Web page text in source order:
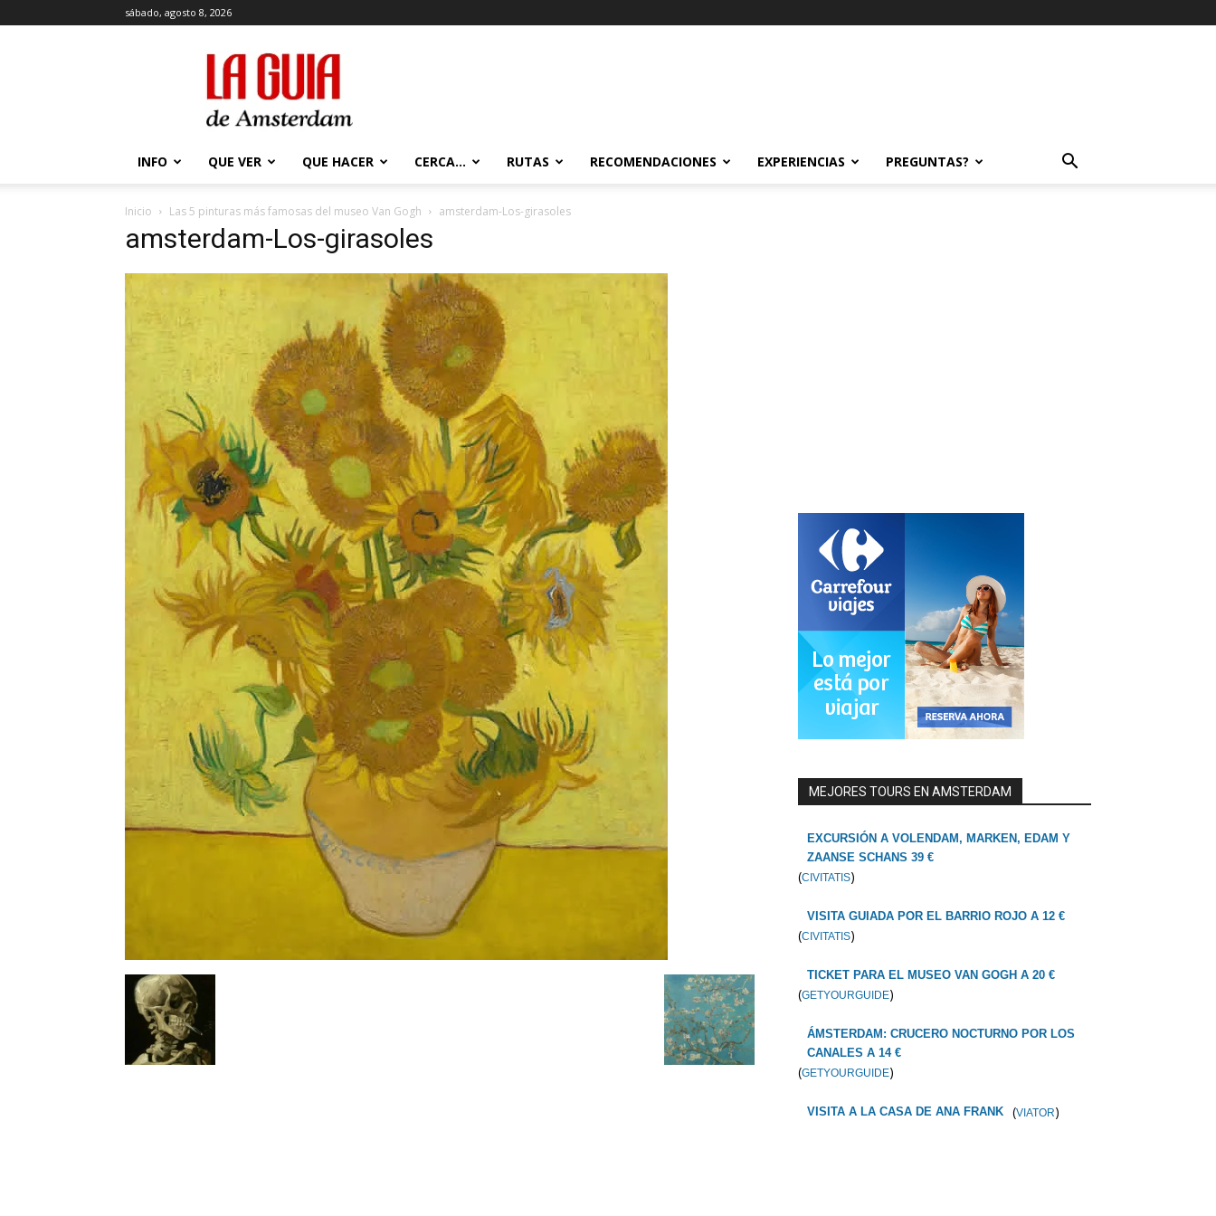
sábado, agosto 8, 2026
La
Guía
de
Amsterdam
INFO QUE VER QUE HACER CERCA… RUTAS RECOMENDACIONES EXPERIENCIAS PREGUNTAS?
Inicio Las 5 pinturas más famosas del museo Van Gogh amsterdam-Los-girasoles
amsterdam-Los-girasoles
MEJORES TOURS EN AMSTERDAM
EXCURSIÓN A VOLENDAM, MARKEN, EDAM Y
ZAANSE SCHANS 39 €
(CIVITATIS)
VISITA GUIADA POR EL BARRIO ROJO A 12 €
(CIVITATIS)
TICKET PARA EL MUSEO VAN GOGH A 20 €
(GETYOURGUIDE)
ÁMSTERDAM: CRUCERO NOCTURNO POR LOS
CANALES A 14 €
(GETYOURGUIDE)
VISITA A LA CASA DE ANA FRANK (VIATOR)